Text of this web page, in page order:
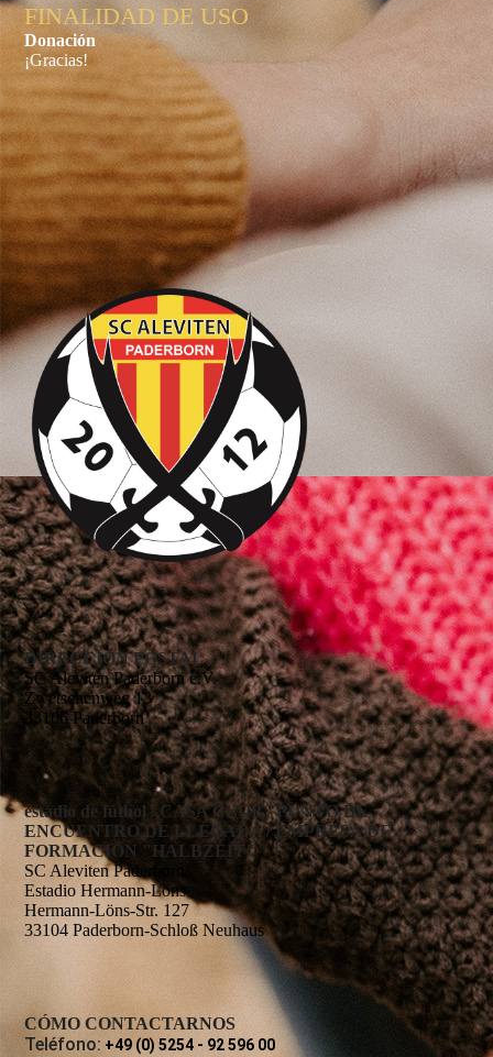
FINALIDAD DE USO
Donación
¡Gracias!
DIRECCIÓN POSTAL
SC Aleviten Paderborn e.V.
Zwetschenweg 13
33106 Paderborn
estadio de fútbol / CASA CLUB / PUNTO DE
ENCUENTRO DE LLEGADA / EMPRESA DE
FORMACIÓN "HALBZEIT"
SC Aleviten Paderborn
Estadio Hermann-Löns
Hermann-Löns-Str. 127
33104 Paderborn-Schloß Neuhaus
CÓMO CONTACTARNOS
Teléfono: +49 (0) 5254 - 92 596 00